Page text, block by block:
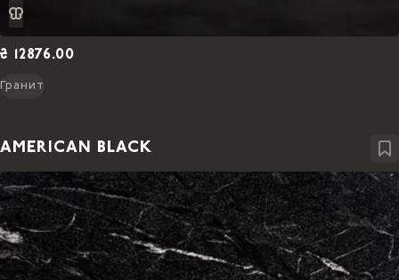
₴ 12876.00
Гранит
AMERICAN BLACK